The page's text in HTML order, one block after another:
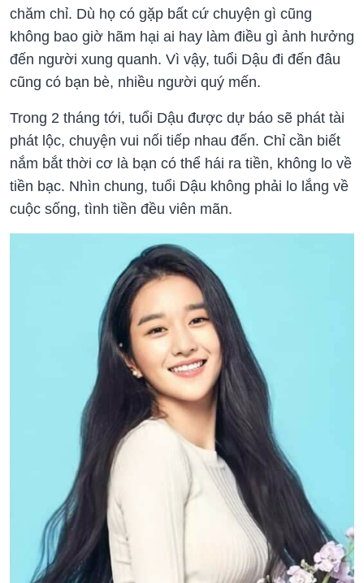
chăm chỉ. Dù họ có gặp bất cứ chuyện gì cũng
không bao giờ hãm hại ai hay làm điều gì ảnh hưởng
đến người xung quanh. Vì vậy, tuổi Dậu đi đến đâu
cũng có bạn bè, nhiều người quý mến.
Trong 2 tháng tới, tuổi Dậu được dự báo sẽ phát tài
phát lộc, chuyện vui nối tiếp nhau đến. Chỉ cần biết
nắm bắt thời cơ là bạn có thể hái ra tiền, không lo về
tiền bạc. Nhìn chung, tuổi Dậu không phải lo lắng về
cuộc sống, tình tiền đều viên mãn.